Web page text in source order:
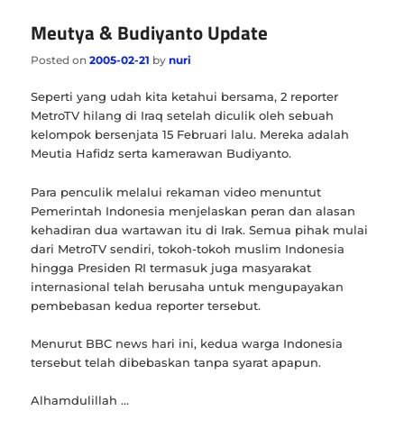
Meutya & Budiyanto Update
Posted on2005-02-21 bynuri
Seperti yang udah kita ketahui bersama, 2 reporter
MetroTV hilang di Iraq setelah diculik oleh sebuah
kelompok bersenjata 15 Februari lalu. Mereka adalah
Meutia Hafidz serta kamerawan Budiyanto.
Para penculik melalui rekaman video menuntut
Pemerintah Indonesia menjelaskan peran dan alasan
kehadiran dua wartawan itu di Irak. Semua pihak mulai
dari MetroTV sendiri, tokoh-tokoh muslim Indonesia
hingga Presiden RI termasuk juga masyarakat
internasional telah berusaha untuk mengupayakan
pembebasan kedua reporter tersebut.
Menurut BBC news hari ini, kedua warga Indonesia
tersebut telah dibebaskan tanpa syarat apapun.
Alhamdulillah …